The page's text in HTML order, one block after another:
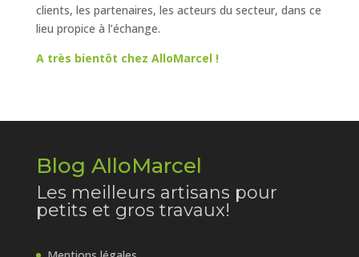
clients, les partenaires, les acteurs du secteur, dans ce
lieu propice à l’échange.
A très bientôt chez AlloMarcel !
Blog AlloMarcel
Les meilleurs artisans pour
petits et gros travaux!